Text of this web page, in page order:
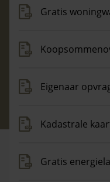
Gratis
Eigenaar
Kadastrale
Gratis